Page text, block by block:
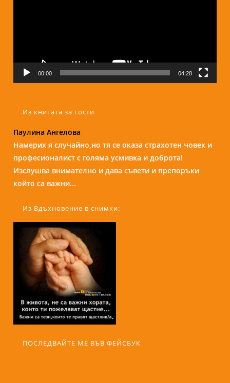
00:00 04:28
Из книгата за гости
Паулина Ангелова
Намерих я случайно,но тя се оказа страхотен човек и
професионалист с голяма усмивка и доброта!
Изслушва внимателно и дава съвети и препоръки
който са важни...
Надежда Б.
Бори е изключителен човек и специалист. С
присъствието и усмивката си те кара да се чувстваш
спокойно и уютно сякаш си на кафе с приятелка....